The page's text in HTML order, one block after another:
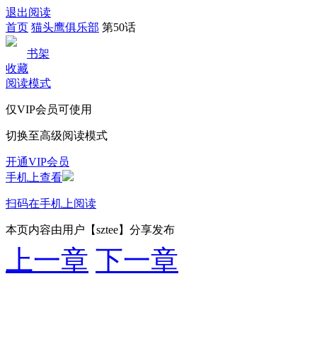
退出阅读
首页 猫头鹰俱乐部 第50话
书架
收藏
阅读模式
仅VIP会员可使用
切换至高级阅读模式
开通VIP会员
手机上查看
扫码在手机上阅读
本页内容由用户【sztee】分享发布
上一章 下一章